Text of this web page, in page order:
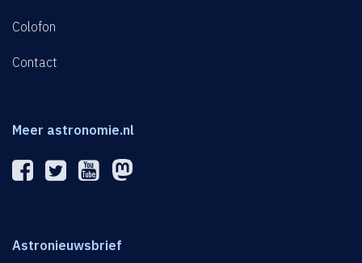
Colofon
Contact
Meer astronomie.nl
Astronieuwsbrief